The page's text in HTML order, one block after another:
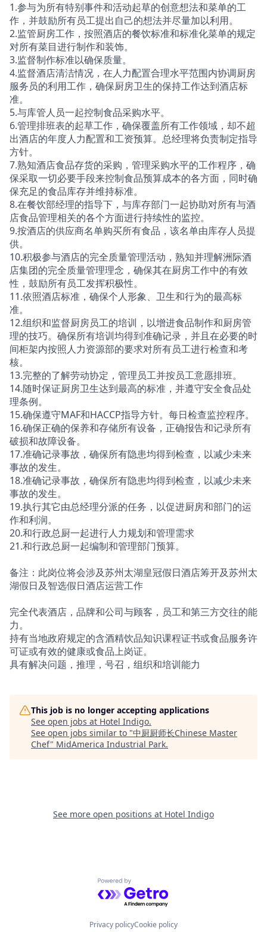
1.参与为所有特别事件和活动起草的创意想法和菜单的工
作，并鼓励所有员工提出自己的想法并尽量加以利用。
2.监管厨房工作，按照酒店的餐饮标准和标准化菜单的规定
对所有菜目进行制作和装饰。
3.监督制作标准以确保质量。
4.监督酒店清洁情况，在人力配置合理水平范围内协调厨房
服务员的利用工作，确保厨房卫生的保持工作达到酒店标
准。
5.与库管人员一起控制食品采购水平。
6.管理排班表的起草工作，确保覆盖所有工作领域，却不超
出酒店的年度人力配置和工资预算。总经理将负责制定指导
方针。
7.熟知酒店食品存货的采购，管理采购水平的工作程序，确
保采取一切必要手段来控制食品预算成本的各方面，同时确
保充足的食品库存并维持标准。
8.在餐饮部经理的指导下，与库存部门一起协助对所有与酒
店食品管理相关的各个方面进行持续性的监控。
9.按酒店的供应商名单购买所有食品，该名单由库存人员提
供。
10.积极参与酒店的完全质量管理活动，熟知并理解洲际酒
店集团的完全质量管理理念，确保其在厨房工作中的有效
性，鼓励所有员工发挥积极性。
11.依照酒店标准，确保个人形象、卫生和行为的最高标
准。
12.组织和监督厨房员工的培训，以增进食品制作和厨房管
理的技巧。确保所有培训均得到准确记录，并且在必要的时
间柜架内按照人力资源部的要求对所有员工进行检查和考
核。
13.完整的了解劳动协定，管理员工并按员工意愿排班。
14.随时保证厨房卫生达到最高的标准，并遵守安全食品处
理条例。
15.确保遵守MAF和HACCP指导方针。每日检查监控程序。
16.确保正确的保养和存储所有设备，正确报告和记录所有
破损和故障设备。
17.准确记录事故，确保所有隐患均得到检查，以减少未来
事故的发生。
18.准确记录事故，确保所有隐患均得到检查，以减少未来
事故的发生。
19.执行其它由总经理分派的任务，以促进厨房和部门的运
作和利润。
20.和行政总厨一起进行人力规划和管理需求
21.和行政总厨一起编制和管理部门预算。
备注：此岗位将会涉及苏州太湖皇冠假日酒店筹开及苏州太
湖假日及智选假日酒店运营工作
完全代表酒店，品牌和公司与顾客，员工和第三方交往的能
力。
持有当地政府规定的含酒精饮品知识课程证书或食品服务许
可证或有效的健康或食品上岗证。
具有解决问题，推理，号召，组织和培训能力
This job is no longer accepting applications
See open jobs at Hotel Indigo.
See open jobs similar to "中厨厨师长Chinese Master
Chef" MidAmerica Industrial Park.
See more open positions at Hotel Indigo
Powered by Getro.com
Privacy policyCookie policy